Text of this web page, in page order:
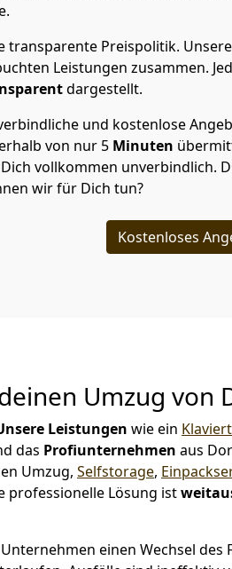
transparente Preispolitik.
Leistungen zusammen.
dargestellt.
und kostenlose
von nur 5 Minuten
vollkommen unverbindlich.
wir für Dich tun?
Kostenloses
Umzug von
Leistungen wie ein
das Profiunternehmen aus
Umzug, Selfstorage,
professionelle Lösung ist
einen Wechsel des